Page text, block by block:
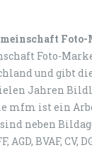
Foto-
und gibt
Jahren
mfm ist ein
neben
AGD, BVAF,